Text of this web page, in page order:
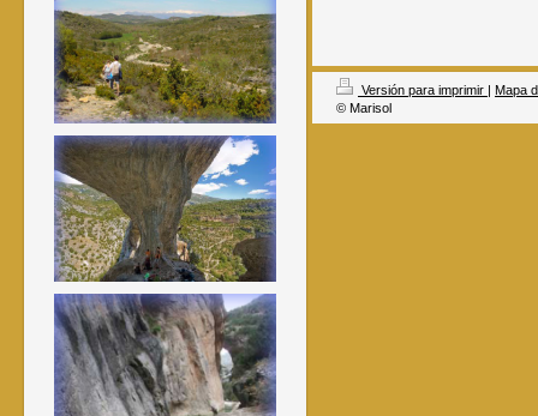
Versión para imprimir | Mapa
© Marisol